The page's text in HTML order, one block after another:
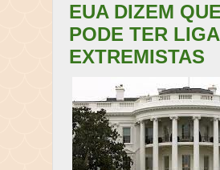
EUA DIZEM
PODE TER
EXTREMISTAS